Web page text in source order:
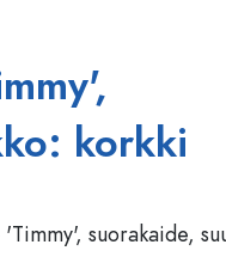
mukaan
Lasipullot
korkki